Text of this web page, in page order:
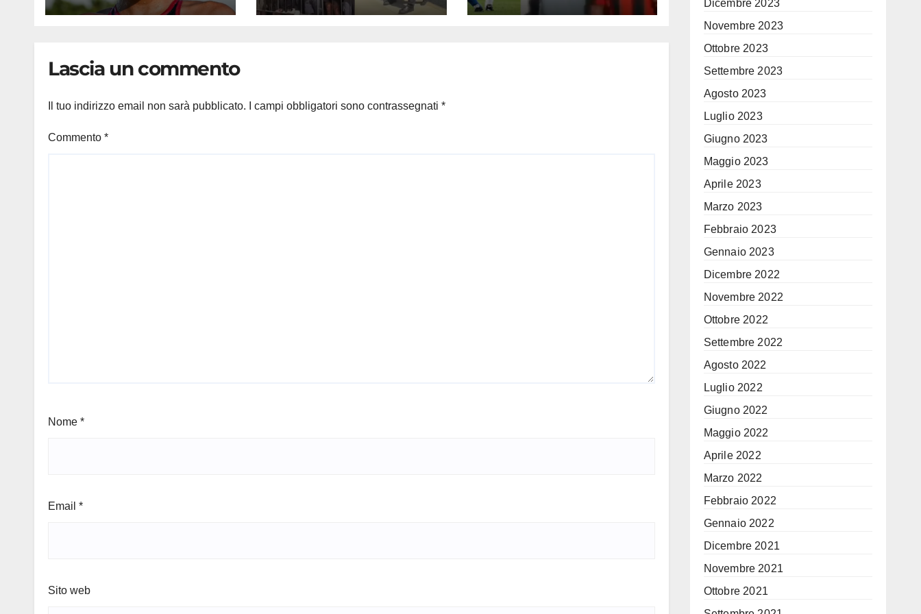
fiume di Parigi: ‘Era
tifosi del Milan
il calcio dopo la
Lascia un commento
Il tuo indirizzo email non sarà pubblicato. I campi obbligatori sono contrassegnati *
Commento *
Nome *
Email *
Sito web
Dicembre 2023
Novembre 2023
Ottobre 2023
Settembre 2023
Agosto 2023
Luglio 2023
Giugno 2023
Maggio 2023
Aprile 2023
Marzo 2023
Febbraio 2023
Gennaio 2023
Dicembre 2022
Novembre 2022
Ottobre 2022
Settembre 2022
Agosto 2022
Luglio 2022
Giugno 2022
Maggio 2022
Aprile 2022
Marzo 2022
Febbraio 2022
Gennaio 2022
Dicembre 2021
Novembre 2021
Ottobre 2021